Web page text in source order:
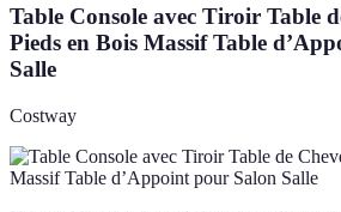
Table Console avec Tiroir Table
Pieds en Bois Massif Table
Salle
Costway